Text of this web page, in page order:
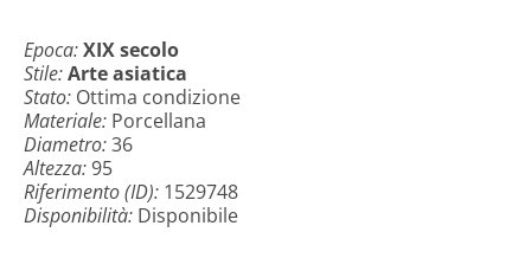
Epoca:XIX secolo
Stile:Arte asiatica
Stato: Ottima condizione
Materiale: Porcellana
Diametro:36
Altezza:95
Riferimento (ID): 1529748
Disponibilità: Disponibile